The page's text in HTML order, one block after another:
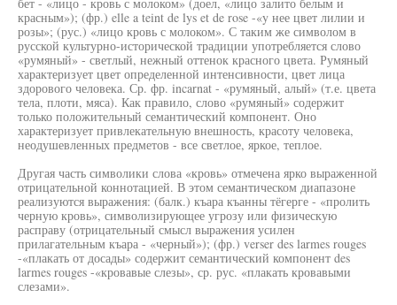
красным»); (фр.) elle a teint de lys et de rose -«y нее цвет лилии и
розы»; (рус.) «лицо кровь с молоком». С таким же символом в
русской культурно-исторической традиции употребляется слово
«румяный» - светлый, нежный оттенок красного цвета. Румяный
характеризует цвет определенной интенсивности, цвет лица
здорового человека. Ср. фр. incarnat - «румяный, алый» (т.е. цвета
тела, плоти, мяса). Как правило, слово «румяный» содержит
только положительный семантический компонент. Оно
характеризует привлекательную внешность, красоту человека,
неодушевленных предметов - все светлое, яркое, теплое.
Другая часть символики слова «кровь» отмечена ярко выраженной
отрицательной коннотацией. В этом семантическом диапазоне
реализуются выражения: (балк.) къара къанны тёгерге - «пролить
черную кровь», символизирующее угрозу или физическую
расправу (отрицательный смысл выражения усилен
прилагательным къара - «черный»); (фр.) verser des larmes rouges
-«плакать от досады» содержит семантический компонент des
larmes rouges -«кровавые слезы», ср. рус. «плакать кровавыми
слезами».